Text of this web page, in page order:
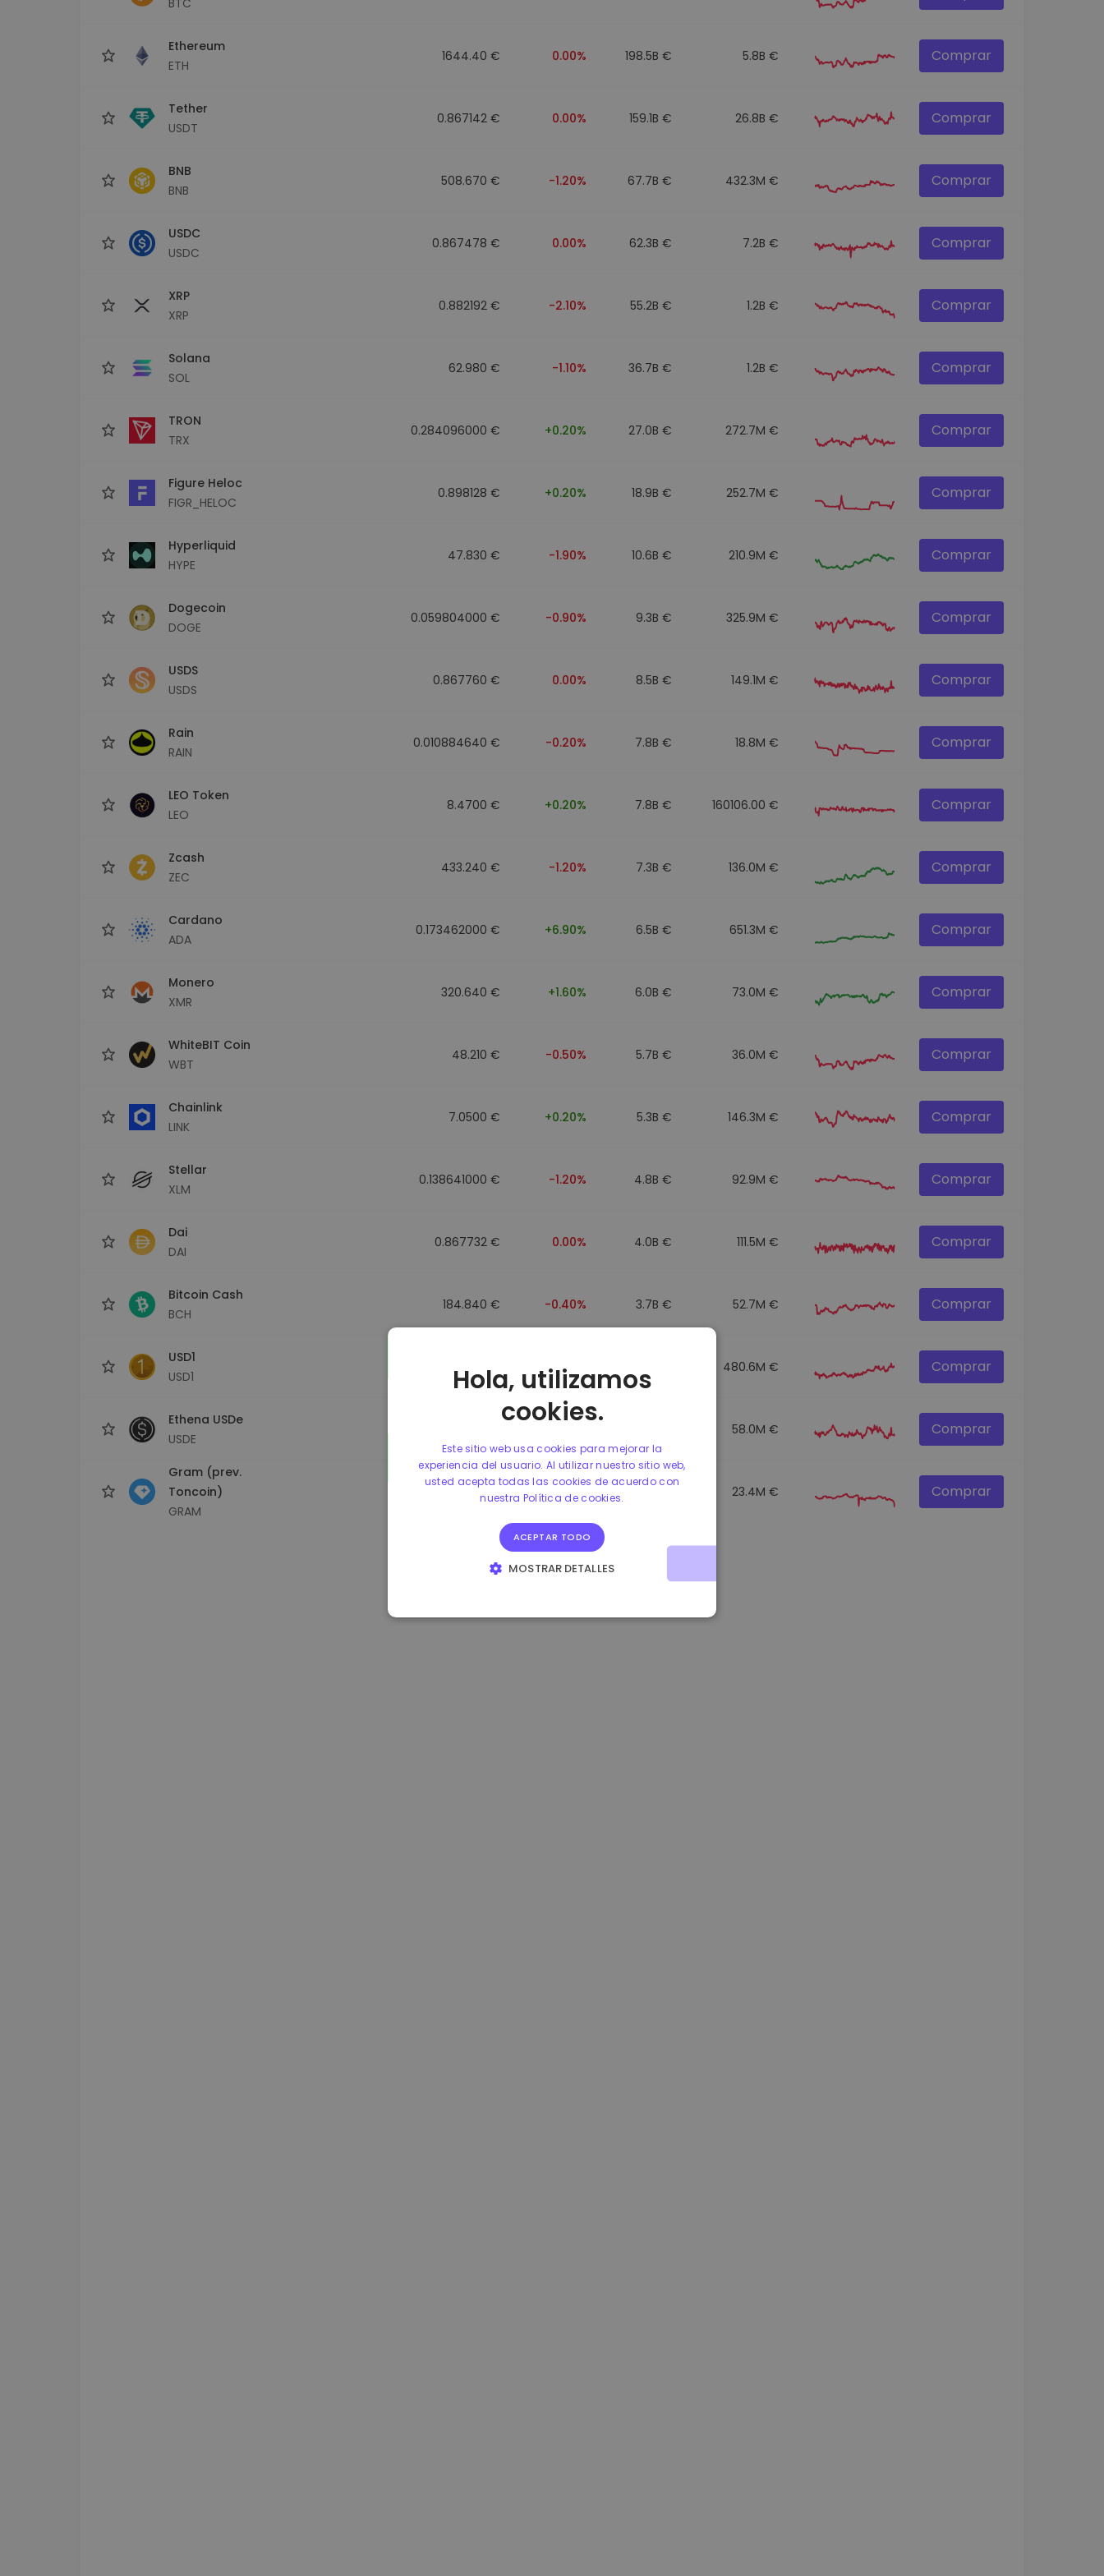
Ethereum
ETH
1644.40 € 0.00% 198.5B € 5.8B € Comprar
Tether
USDT
0.867142 € 0.00% 159.1B € 26.8B € Comprar
BNB
BNB
508.670 € -1.20% 67.7B € 432.3M € Comprar
USDC
USDC
0.867478 € 0.00% 62.3B € 7.2B € Comprar
XRP
XRP
0.882192 € -2.10% 55.2B € 1.2B € Comprar
Solana
SOL
62.980 € -1.10% 36.7B € 1.2B € Comprar
TRON
TRX
0.284096000 € +0.20% 27.0B € 272.7M € Comprar
Figure Heloc
FIGR_HELOC
0.898128 € +0.20% 18.9B € 252.7M € Comprar
Hyperliquid
HYPE
47.830 € -1.90% 10.6B € 210.9M € Comprar
Dogecoin
DOGE
0.059804000 € -0.90% 9.3B € 325.9M € Comprar
USDS
USDS
0.867760 € 0.00% 8.5B € 149.1M € Comprar
Rain
RAIN
0.010884640 € -0.20% 7.8B € 18.8M € Comprar
LEO Token
LEO
8.4700 € +0.20% 7.8B € 160106.00 € Comprar
Zcash
ZEC
433.240 € -1.20% 7.3B € 136.0M € Comprar
Cardano
ADA
0.173462000 € +6.90% 6.5B € 651.3M € Comprar
Monero
XMR
320.640 € +1.60% 6.0B € 73.0M € Comprar
WhiteBIT Coin
WBT
48.210 € -0.50% 5.7B € 36.0M € Comprar
Chainlink
LINK
7.0500 € +0.20% 5.3B € 146.3M € Comprar
Stellar
XLM
0.138641000 € -1.20% 4.8B € 92.9M € Comprar
Dai
DAI
0.867732 € 0.00% 4.0B € 111.5M € Comprar
Bitcoin Cash
BCH
184.840 € -0.40% 3.7B € 52.7M € Comprar
USD1
USD1
0.867499 € 0.00% 480.6M € Comprar
Ethena USDe
USDE
58.0M € Comprar
Gram (prev.
Toncoin)
GRAM
1.160000 € -4.10% 23.4M € Comprar
Hola, utilizamos
cookies.
Este sitio web usa cookies para mejorar la
experiencia del usuario. Al utilizar nuestro sitio web,
usted acepta todas las cookies de acuerdo con
nuestra Política de cookies.
ACEPTAR TODO
MOSTRAR DETALLES